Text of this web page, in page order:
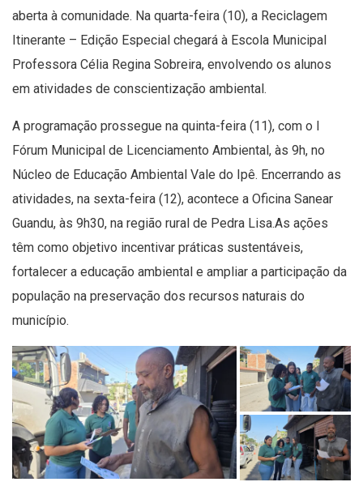
aberta à comunidade. Na quarta-feira (10), a Reciclagem
Itinerante – Edição Especial chegará à Escola Municipal
Professora Célia Regina Sobreira, envolvendo os alunos
em atividades de conscientização ambiental.
A programação prossegue na quinta-feira (11), com o I
Fórum Municipal de Licenciamento Ambiental, às 9h, no
Núcleo de Educação Ambiental Vale do Ipê. Encerrando as
atividades, na sexta-feira (12), acontece a Oficina Sanear
Guandu, às 9h30, na região rural de Pedra Lisa.As ações
têm como objetivo incentivar práticas sustentáveis,
fortalecer a educação ambiental e ampliar a participação da
população na preservação dos recursos naturais do
município.